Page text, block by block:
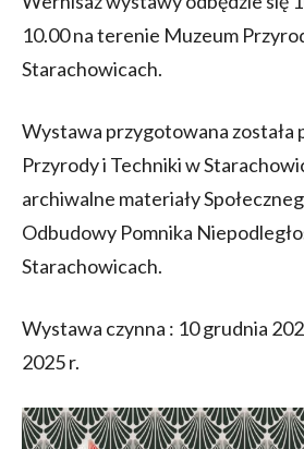
10.00 na terenie Muzeum
Starachowicach.
Wystawa przygotowana została
Przyrody i Techniki w
archiwalne materiały
Odbudowy Pomnika
Starachowicach.
Wystawa czynna : 10 grudnia
2025 r.